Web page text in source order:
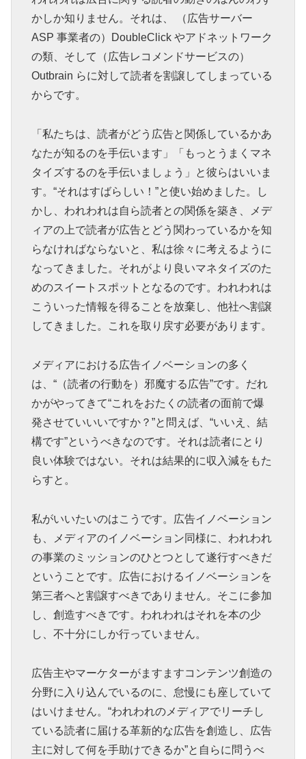
かしか知りません。それは、 （広告サーバー
ASP 事業者の）DoubleClick やアドネットワーク
の類、そして（広告レコメンドサービスの）
Outbrain らに対して読者を割譲してしまっている
からです。
「私たちは、読者がどう広告と関係しているかあ
なたが知るのを手伝います」「もっとうまくマネ
タイズするのを手伝いましょう」と彼らはいいま
す。“それはすばらしい！”と使い始めました。し
かし、われわれは自ら読者との関係を築き、メデ
ィアの上で読者が広告とどう関わっているかを知
らなければならないと、私は徐々に考えるように
なってきました。それがより良いマネタイズのた
めのスイートスポットとなるのです。われわれは
こういった情報を得ることを放棄し、他社へ割譲
してきました。これを取り戻す必要があります。
メディアにおける広告イノベーションの多く
は、“（読者の行動を）邪魔する広告”です。だれ
かがやってきて“これをおたくの読者の面前で爆
発させていいいですか？”と問えば、“いいえ、結
構です”というべきなのです。それは読者にとり
良い体験ではない。それは結果的に収入減をもた
らすと。
私がいいたいのはこうです。広告イノベーション
も、メディアのイノベーション同様に、われわれ
の事業のミッションのひとつとして遂行すべきだ
ということです。広告におけるイノベーションを
第三者へと割譲すべきでありません。そこに参加
し、創造すべきです。われわれはそれを本の少
し、不十分にしか行っていません。
広告主やマーケターがますますコンテンツ創造の
分野に入り込んでいるのに、怠慢にも座していて
はいけません。“われわれのメディアでリーチし
ている読者に届ける革新的な広告を創造し、広告
主に対して何を手助けできるか”と自らに問うべ